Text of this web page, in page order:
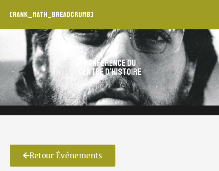
[rank_math_breadcrumb]
Conférence du
Centre d’histoire
Retour Événements